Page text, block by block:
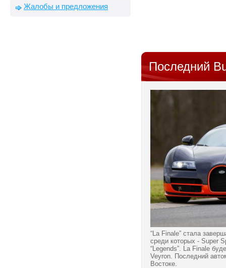
Жалобы и предложения
Последний
“La Finale” стала
среди которых - Super
“Legends”. La Finale
Veyron. Последний
Востоке.